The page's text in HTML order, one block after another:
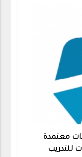
معتمدة
للتدريب